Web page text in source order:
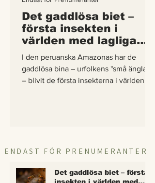
Det gaddlösa biet –
första insekten i
världen med lagliga
rättigheter
I den peruanska Amazonas har de
gaddlösa bina – urfolkens "små änglar"
– blivit de första insekterna i världen att
ENDAST FÖR PRENUMERANTER
Det gaddlösa biet – första